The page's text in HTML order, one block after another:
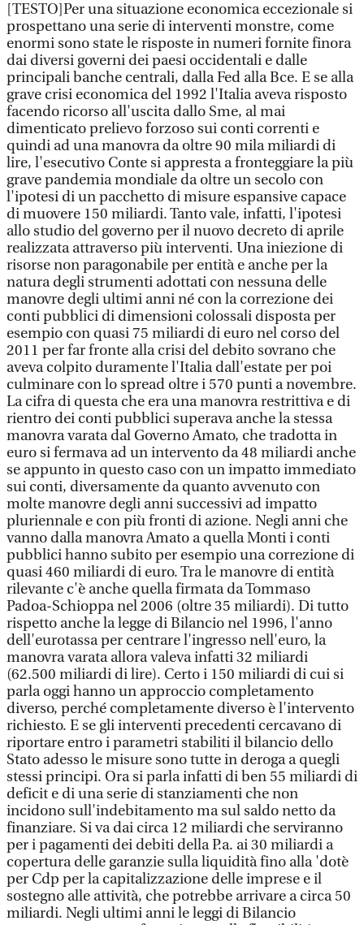
[TESTO]Per una situazione economica eccezionale si
prospettano una serie di interventi monstre, come
enormi sono state le risposte in numeri fornite finora
dai diversi governi dei paesi occidentali e dalle
principali banche centrali, dalla Fed alla Bce. E se alla
grave crisi economica del 1992 l'Italia aveva risposto
facendo ricorso all'uscita dallo Sme, al mai
dimenticato prelievo forzoso sui conti correnti e
quindi ad una manovra da oltre 90 mila miliardi di
lire, l'esecutivo Conte si appresta a fronteggiare la più
grave pandemia mondiale da oltre un secolo con
l'ipotesi di un pacchetto di misure espansive capace
di muovere 150 miliardi. Tanto vale, infatti, l'ipotesi
allo studio del governo per il nuovo decreto di aprile
realizzata attraverso più interventi. Una iniezione di
risorse non paragonabile per entità e anche per la
natura degli strumenti adottati con nessuna delle
manovre degli ultimi anni né con la correzione dei
conti pubblici di dimensioni colossali disposta per
esempio con quasi 75 miliardi di euro nel corso del
2011 per far fronte alla crisi del debito sovrano che
aveva colpito duramente l'Italia dall'estate per poi
culminare con lo spread oltre i 570 punti a novembre.
La cifra di questa che era una manovra restrittiva e di
rientro dei conti pubblici superava anche la stessa
manovra varata dal Governo Amato, che tradotta in
euro si fermava ad un intervento da 48 miliardi anche
se appunto in questo caso con un impatto immediato
sui conti, diversamente da quanto avvenuto con
molte manovre degli anni successivi ad impatto
pluriennale e con più fronti di azione. Negli anni che
vanno dalla manovra Amato a quella Monti i conti
pubblici hanno subito per esempio una correzione di
quasi 460 miliardi di euro. Tra le manovre di entità
rilevante c'è anche quella firmata da Tommaso
Padoa-Schioppa nel 2006 (oltre 35 miliardi). Di tutto
rispetto anche la legge di Bilancio nel 1996, l'anno
dell'eurotassa per centrare l'ingresso nell'euro, la
manovra varata allora valeva infatti 32 miliardi
(62.500 miliardi di lire). Certo i 150 miliardi di cui si
parla oggi hanno un approccio completamento
diverso, perché completamente diverso è l'intervento
richiesto. E se gli interventi precedenti cercavano di
riportare entro i parametri stabiliti il bilancio dello
Stato adesso le misure sono tutte in deroga a quegli
stessi principi. Ora si parla infatti di ben 55 miliardi di
deficit e di una serie di stanziamenti che non
incidono sull'indebitamento ma sul saldo netto da
finanziare. Si va dai circa 12 miliardi che serviranno
per i pagamenti dei debiti della P.a. ai 30 miliardi a
copertura delle garanzie sulla liquidità fino alla 'dotè
per Cdp per la capitalizzazione delle imprese e il
sostegno alle attività, che potrebbe arrivare a circa 50
miliardi. Negli ultimi anni le leggi di Bilancio